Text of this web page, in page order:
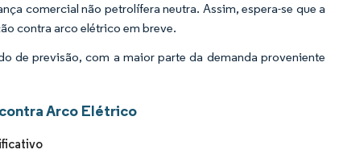
comercial não petrolífera neutra. Assim, espera-se que a
contra arco elétrico em breve.
de previsão, com a maior parte da demanda proveniente
Arco Elétrico